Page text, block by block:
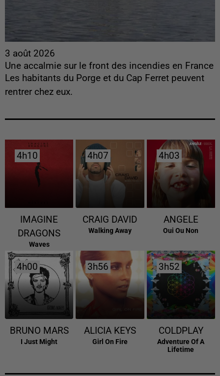
3 août 2026
Une accalmie sur le front des incendies en France
Les habitants du Porge et du Cap Ferret peuvent
rentrer chez eux.
4h10
4h10
IMAGINE
DRAGONS
Waves
4h07
4h07
CRAIG DAVID
Walking Away
4h03
4h03
ANGELE
Oui Ou Non
4h00
4h00
BRUNO MARS
I Just Might
3h56
3h56
ALICIA KEYS
Girl On Fire
3h52
3h52
COLDPLAY
Adventure Of A
Lifetime